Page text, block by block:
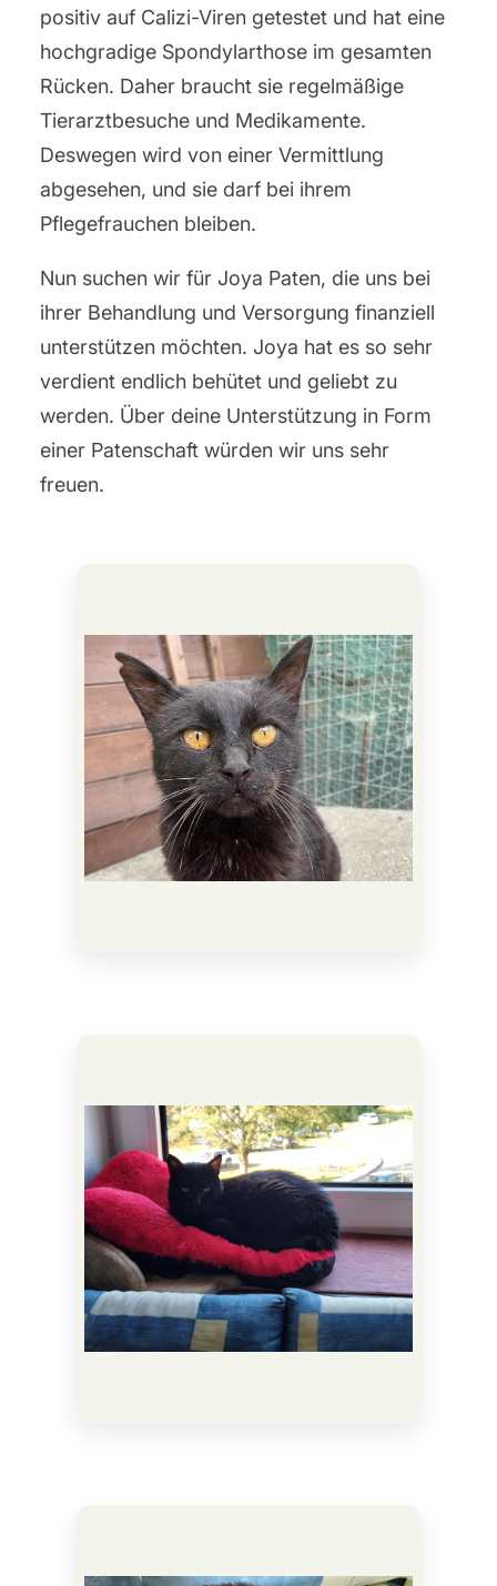
positiv auf Calizi-Viren getestet und hat eine
hochgradige Spondylarthose im gesamten
Rücken. Daher braucht sie regelmäßige
Tierarztbesuche und Medikamente.
Deswegen wird von einer Vermittlung
abgesehen, und sie darf bei ihrem
Pflegefrauchen bleiben.
Nun suchen wir für Joya Paten, die uns bei
ihrer Behandlung und Versorgung finanziell
unterstützen möchten. Joya hat es so sehr
verdient endlich behütet und geliebt zu
werden. Über deine Unterstützung in Form
einer Patenschaft würden wir uns sehr
freuen.